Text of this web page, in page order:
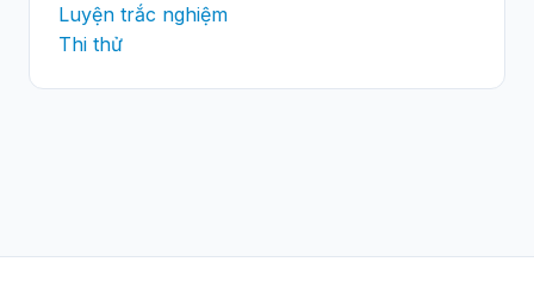
Luyện trắc nghiệm
Thi thử